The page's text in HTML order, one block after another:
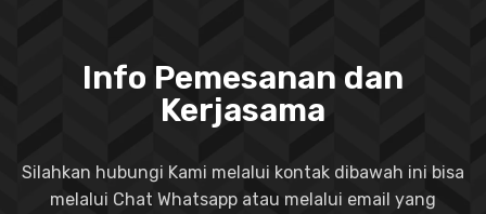
Info Pemesanan dan
Kerjasama
Silahkan hubungi Kami melalui kontak dibawah ini bisa
melalui Chat Whatsapp atau melalui email yang